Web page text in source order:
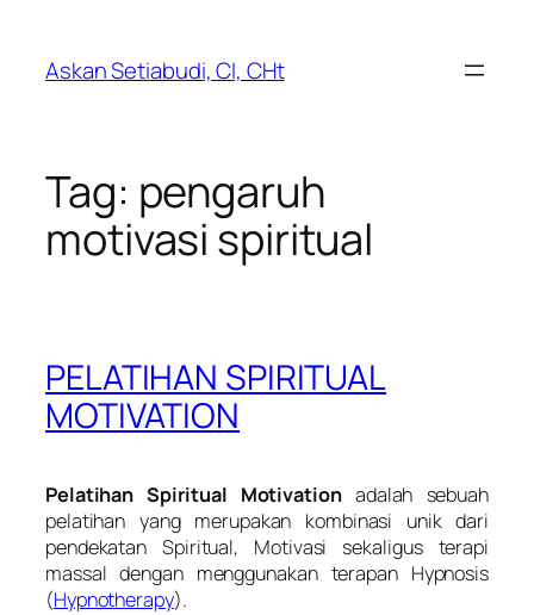
konten
Askan Setiabudi, CI, CHt
Tag: pengaruh
motivasi spiritual
PELATIHAN SPIRITUAL
MOTIVATION
Pelatihan Spiritual Motivationadalah sebuah
pelatihan yang merupakan kombinasi unik dari
pendekatan Spiritual, Motivasi sekaligus terapi
massal dengan menggunakan terapan Hypnosis
(Hypnotherapy).